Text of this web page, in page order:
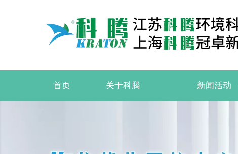
首页 关于科腾 新闻活动